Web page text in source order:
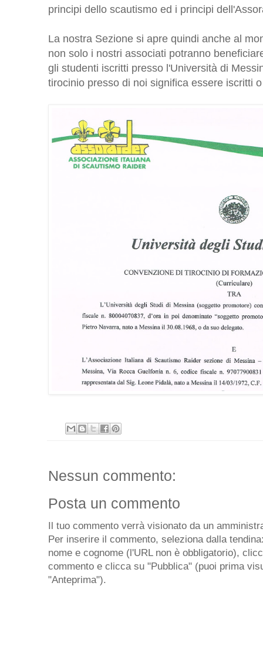
principi dello scautismo ed i principi
La nostra Sezione si apre quindi anche al
non solo i nostri associati potranno
gli studenti iscritti presso l'Università di
tirocinio presso di noi significa essere iscritti
Nessun commento:
Posta un commento
Il tuo commento verrà visionato da un
Per inserire il commento, seleziona dalla
nome e cognome (l'URL non è obbligatorio),
commento e clicca su "Pubblica" (puoi prima
"Anteprima").